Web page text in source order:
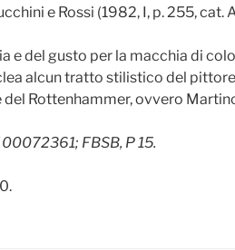
e Rossi (1982, I, p. 255,
e del gusto per la macchia di
alcun tratto stilistico del
Rottenhammer, ovvero
FBSB, P 15.